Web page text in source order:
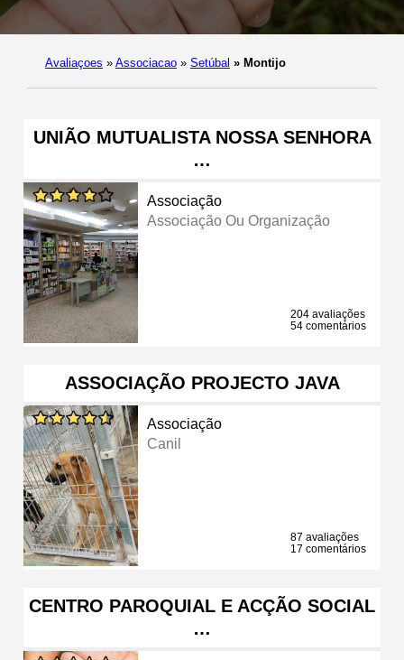
Avaliaçoes » Associacao » Setúbal » Montijo
UNIÃO MUTUALISTA NOSSA SENHORA
…
Associação
Associação Ou Organização
204 avaliações
54 comentários
ASSOCIAÇÃO PROJECTO JAVA
Associação
Canil
87 avaliações
17 comentários
CENTRO PAROQUIAL E ACÇÃO SOCIAL
…